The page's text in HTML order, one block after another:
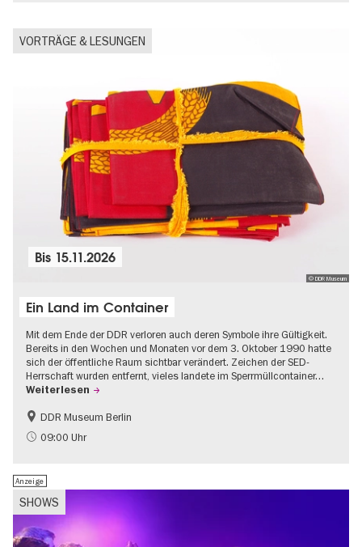
VORTRÄGE & LESUNGEN
© DDR Museum
Bis 15.11.2026
Ein Land im Container
Mit dem Ende der DDR verloren auch deren Symbole ihre Gültigkeit.
Bereits in den Wochen und Monaten vor dem 3. Oktober 1990 hatte
sich der öffentliche Raum sichtbar verändert. Zeichen der SED-
Herrschaft wurden entfernt, vieles landete im Sperrmüllcontainer…
Weiterlesen
DDR-Geschichte
Politik & Gesellschaft
DDR Museum Berlin
09:00 Uhr
SHOWS
Anzeige